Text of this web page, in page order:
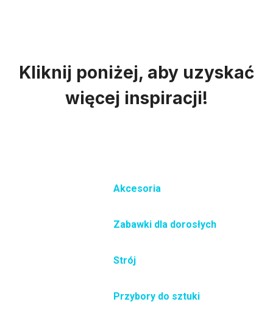
Kliknij poniżej, aby uzyskać
więcej inspiracji!
Akcesoria
Zabawki dla dorosłych
Strój
Przybory do sztuki